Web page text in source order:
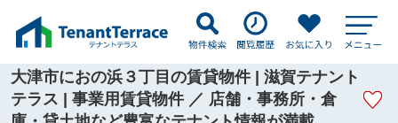
大津市におの浜３丁目の賃貸物件 | 滋賀テナント
テラス | 事業用賃貸物件 ／ 店舗・事務所・倉